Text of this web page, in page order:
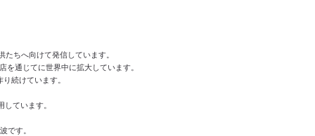
ちへ向けて発信しています。
通じてに世界中に拡大しています。
続けています。
ています。
です。